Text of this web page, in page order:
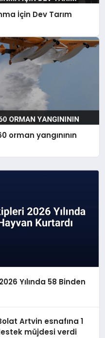
İçin Dev Tarım
orman yangınının
Yılında 58 Binden
Artvin esnafına 1
müjdesi verdi